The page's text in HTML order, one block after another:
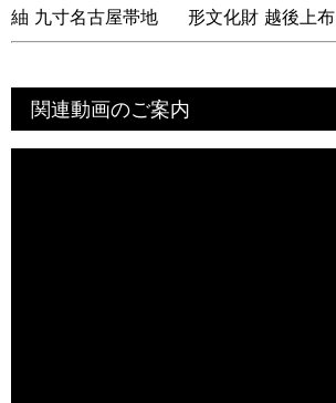
紬 九寸名古屋帯地
「牡丹文様」 未仕
形文化財 越後上布
九寸名古屋帯地
関連動画のご案内